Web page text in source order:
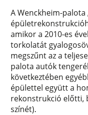
A Wenckheim-palota
amikor a 2010-es
torkolatát
megszűnt az a
palota autók
következtében
épülettel együtt a
rekonstrukció előtti,
színét).